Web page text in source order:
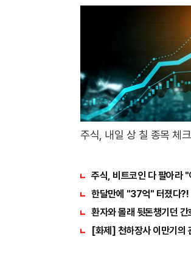
주식, 내일 상 칠 종목 체
주식, 비트코인 다 팔아라
한달만에 "37억" 터졌다?!
환자와 몰래 뒷돈챙기던
[화제] 천하장사 이만기의